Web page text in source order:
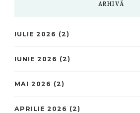
ARHIVĂ
IULIE 2026 (2)
IUNIE 2026 (2)
MAI 2026 (2)
APRILIE 2026 (2)